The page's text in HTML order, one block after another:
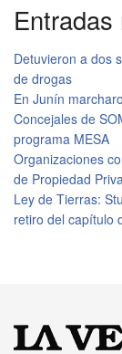
Detuvieron a dos
de drogas
En Junín
Concejales de
programa MESA
Organizaciones
de Propiedad
Ley de Tierras:
retiro del capítulo